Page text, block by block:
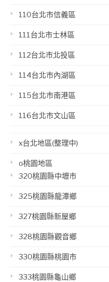
110台北市信義區
111台北市士林區
112台北市北投區
114台北市內湖區
115台北市南港區
116台北市文山區
x台北地區(整理中)
o桃園地區
320桃園縣中壢市
325桃園縣龍潭鄉
327桃園縣新屋鄉
328桃園縣觀音鄉
330桃園縣桃園市
333桃園縣龜山鄉